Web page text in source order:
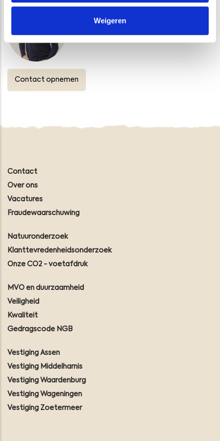
Weigeren
Contact opnemen
Contact
Over ons
Vacatures
Fraudewaarschuwing
Natuuronderzoek
Klanttevredenheidsonderzoek
Onze CO2 - voetafdruk
MVO en duurzaamheid
Veiligheid
Kwaliteit
Gedragscode NGB
Vestiging Assen
Vestiging Middelharnis
Vestiging Waardenburg
Vestiging Wageningen
Vestiging Zoetermeer